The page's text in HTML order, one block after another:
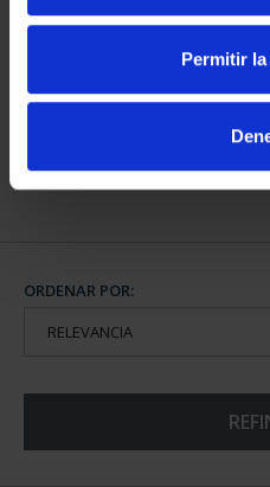
Permitir
CAPITALES DE
COMPLET...
3.796,00 €
ORDENAR POR: